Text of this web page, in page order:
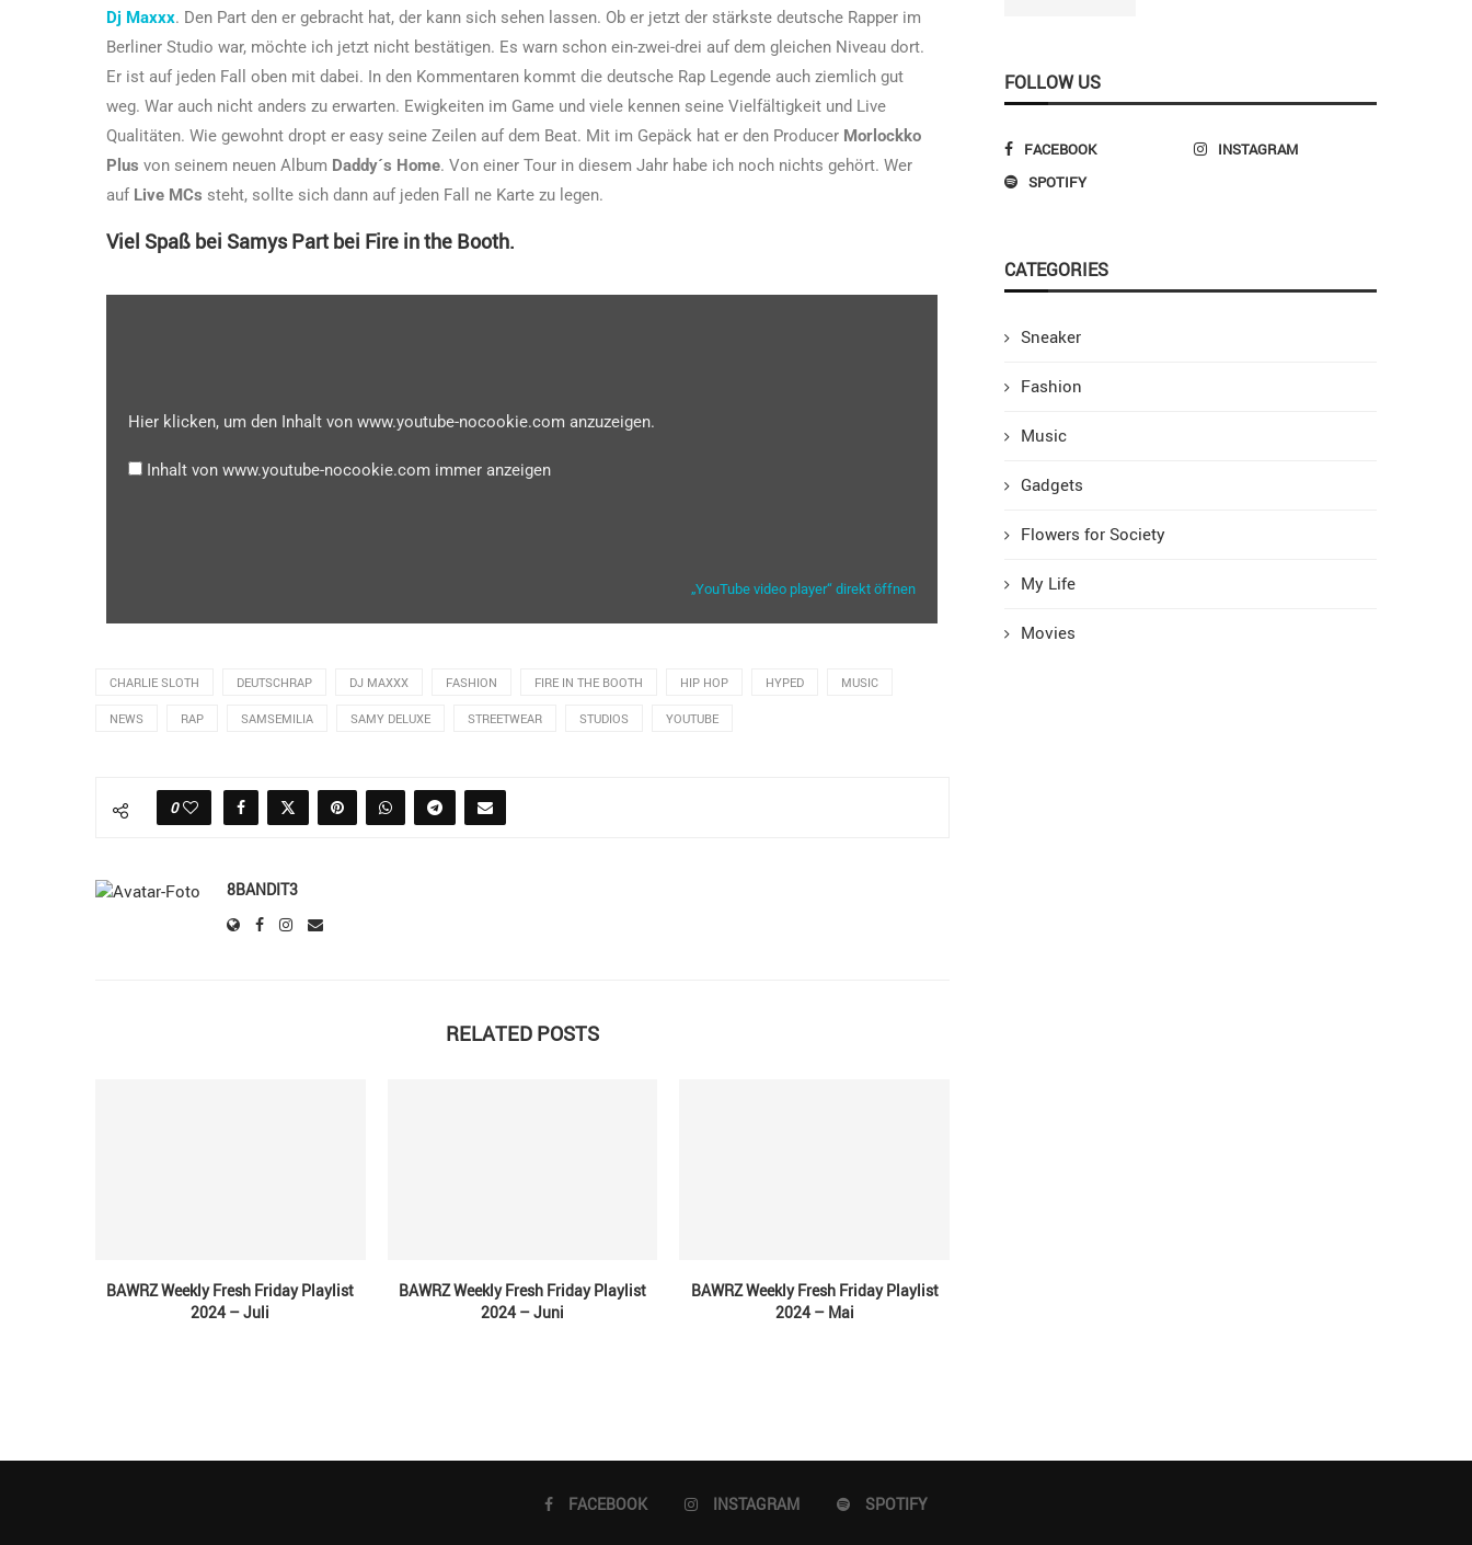
Dj Maxxx. Den Part den er gebracht hat, der kann sich sehen lassen. Ob er jetzt der stärkste deutsche Rapper im
Berliner Studio war, möchte ich jetzt nicht bestätigen. Es warn schon ein-zwei-drei auf dem gleichen Niveau dort.
Er ist auf jeden Fall oben mit dabei. In den Kommentaren kommt die deutsche Rap Legende auch ziemlich gut
weg. War auch nicht anders zu erwarten. Ewigkeiten im Game und viele kennen seine Vielfältigkeit und Live
Qualitäten. Wie gewohnt dropt er easy seine Zeilen auf dem Beat. Mit im Gepäck hat er den Producer Morlockko
Plus von seinem neuen Album Daddy´s Home. Von einer Tour in diesem Jahr habe ich noch nichts gehört. Wer
auf Live MCs steht, sollte sich dann auf jeden Fall ne Karte zu legen.
Viel Spaß bei Samys Part bei Fire in the Booth.
Hier klicken, um den Inhalt von www.youtube-nocookie.com anzuzeigen.
Inhalt von www.youtube-nocookie.com immer anzeigen
„YouTube video player“ direkt öffnen
CHARLIE SLOTH DEUTSCHRAP DJ MAXXX FASHION FIRE IN THE BOOTH HIP HOP HYPED MUSIC
NEWS RAP SAMSEMILIA SAMY DELUXE STREETWEAR STUDIOS YOUTUBE
0
8BANDIT3
RELATED POSTS
BAWRZ Weekly Fresh Friday Playlist
2024 – Juli
BAWRZ Weekly Fresh Friday Playlist
2024 – Juni
BAWRZ Weekly Fresh Friday Playlist
2024 – Mai
FOLLOW US
FACEBOOK
INSTAGRAM
SPOTIFY
CATEGORIES
Sneaker
Fashion
Music
Gadgets
Flowers for Society
My Life
Movies
FACEBOOK INSTAGRAM SPOTIFY